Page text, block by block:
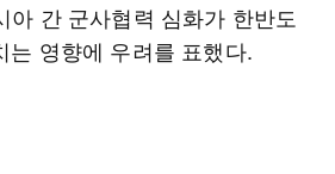
아 간 군사협력 심화가 한반도
는 영향에 우려를 표했다.